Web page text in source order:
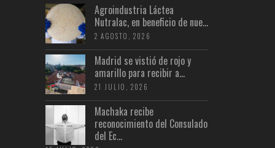
Agroindustria Láctea
Nutralac, en beneficio de nue...
2 AGOSTO, 2026
Madrid se vistió de rojo y
amarillo para recibir a...
21 JULIO, 2026
Machaka recibe
reconocimiento del Consulado
del Ec...